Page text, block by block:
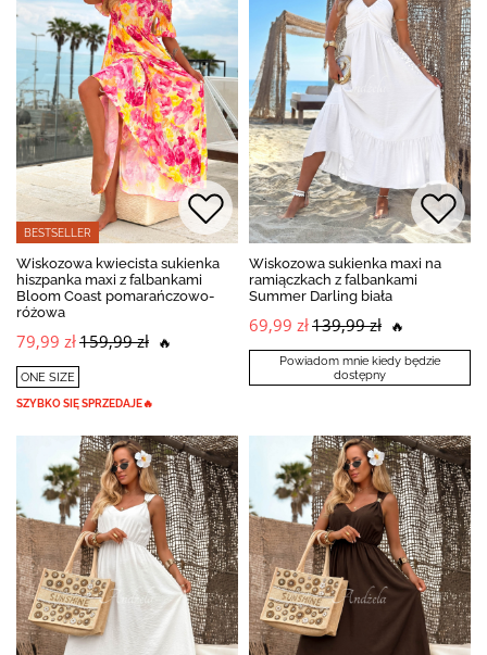
BESTSELLER
Wiskozowa kwiecista sukienka
hiszpanka maxi z falbankami
Bloom Coast pomarańczowo-
różowa
79,99 zł159,99 zł 🔥
ONE SIZE
SZYBKO SIĘ SPRZEDAJE🔥
Wiskozowa sukienka maxi na
ramiączkach z falbankami
Summer Darling biała
69,99 zł139,99 zł 🔥
Powiadom mnie kiedy będzie
dostępny